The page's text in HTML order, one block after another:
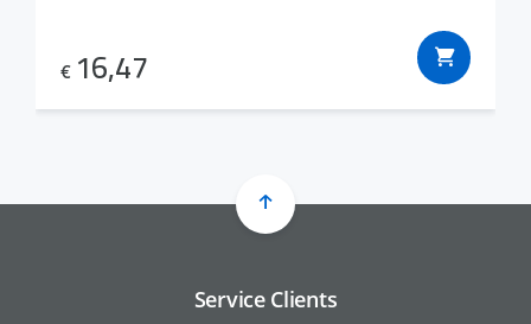
€ 16,47
Service Clients